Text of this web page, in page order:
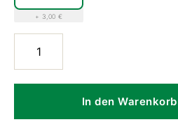
+ 3,00 €
In den Warenkorb